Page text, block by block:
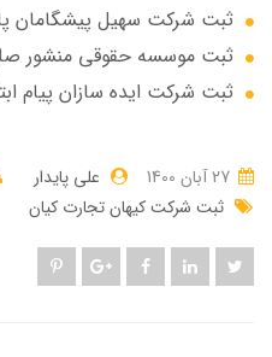
ثبت شرکت سهيل پيشگامان
ثبت موسسه حقوقی منشور
ثبت شرکت ایده سازان پیام
علی پایدار
ثبت شرکت کیهان تجارت کیان